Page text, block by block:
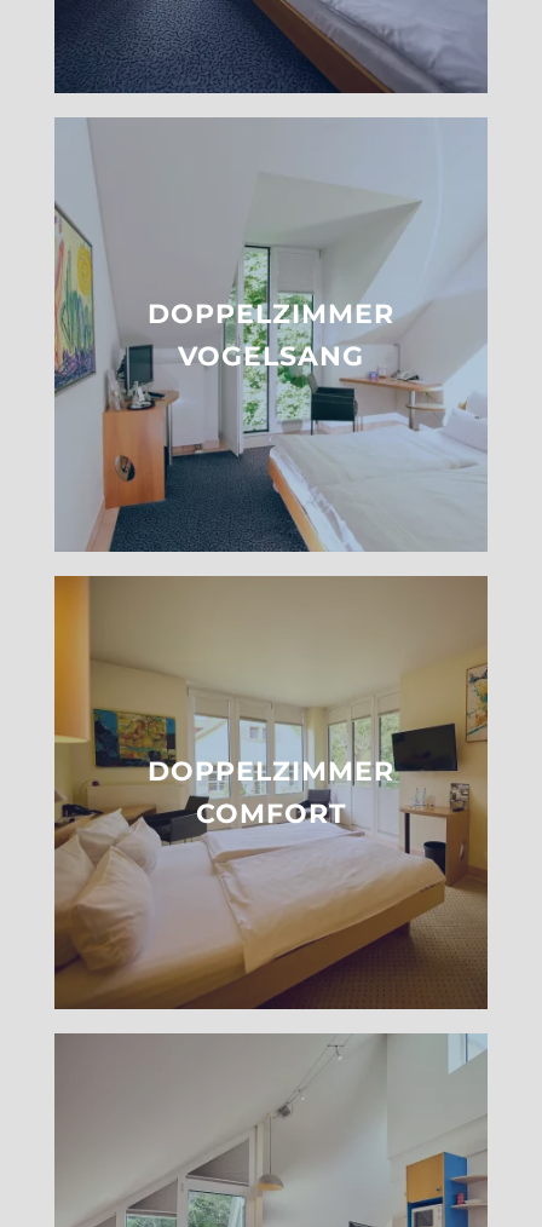
DOPPELZIMMER
VOGELSANG
DOPPELZIMMER
COMFORT